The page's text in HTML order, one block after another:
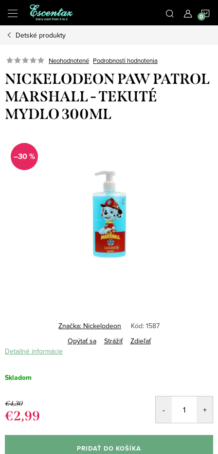
obsah
Detské produkty
Neohodnotené Podrobnosti hodnotenia
NICKELODEON PAW PATROL
MARSHALL - TEKUTÉ
MYDLO 300ML
–30 %
Detailné informácie
Skladom
€4,30
€2,99
cena:
PRIDAŤ DO KOŠÍKA
Značka: Nickelodeon Kód: 1587
Opýtať sa
Strážiť Zdieľať